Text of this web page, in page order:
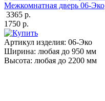
Межкомнатная дверь 06-Эко
3365 р.
1750 р.
Артикул изделия: 06-Эко
Ширина: любая до 950 мм
Высота: любая до 2200 мм